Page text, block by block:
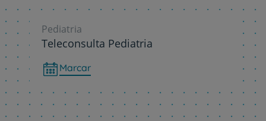
Pediatria
Teleconsulta Pediatria
Marcar